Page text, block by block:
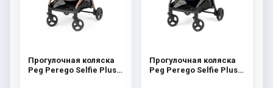
Прогулочная коляска
Peg Perego Selfie Plus
Прогулочная коляска
Peg Perego Selfie Plus